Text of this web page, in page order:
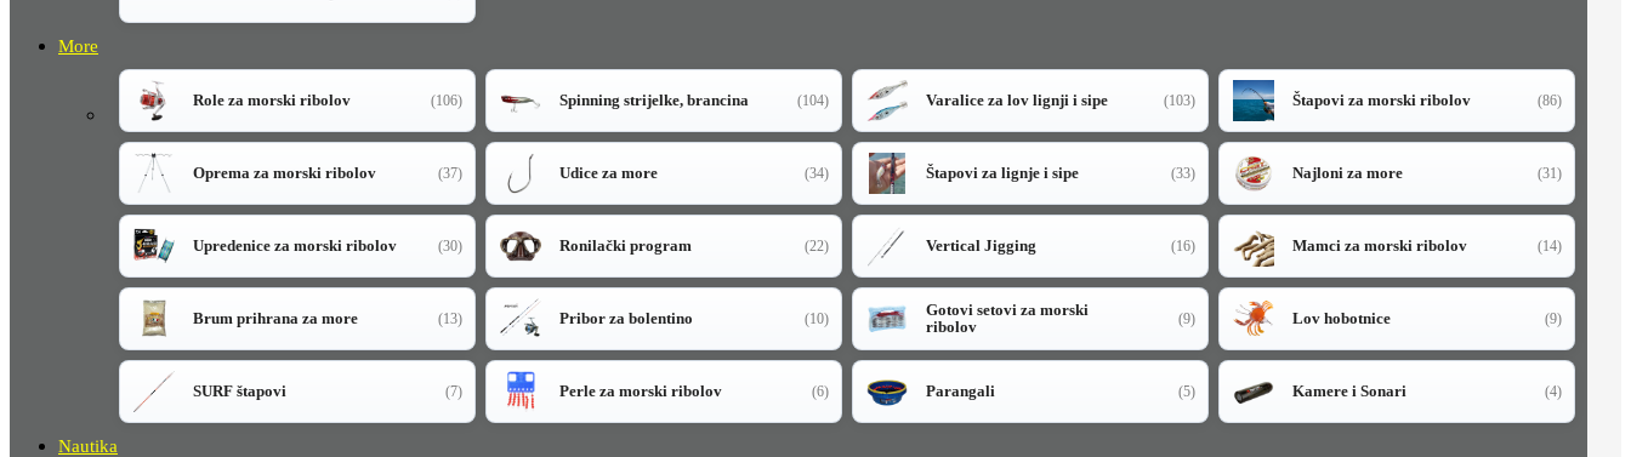
More
Role za morski ribolov (106) Spinning strijelke, brancina (104) Varalice za lov lignji i sipe (103) Štapovi za morski ribolov (86)
Oprema za morski ribolov (37) Udice za more (34) Štapovi za lignje i sipe (33) Najloni za more (31)
Upredenice za morski ribolov (30) Ronilački program (22) Vertical Jigging (16) Mamci za morski ribolov (14)
Brum prihrana za more (13) Pribor za bolentino (10)
Gotovi setovi za morski
ribolov
(9) Lov hobotnice (9)
SURF štapovi (7) Perle za morski ribolov (6) Parangali (5) Kamere i Sonari (4)
Nautika